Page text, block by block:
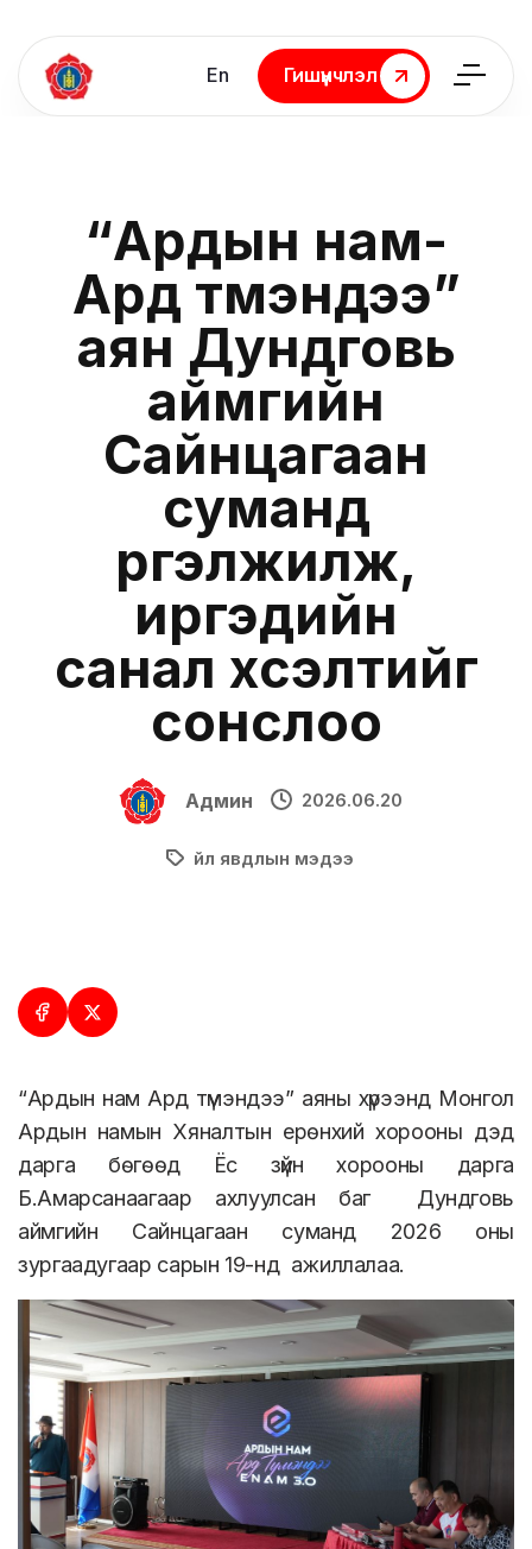
En
Гишүүнчлэл
Гишүүнчлэл
“Ардын нам-
Ард түмэндээ”
аян Дундговь
аймгийн
Сайнцагаан
суманд
үргэлжилж,
иргэдийн
санал хүсэлтийг
сонслоо
Админ 2026.06.20
Үйл явдлын мэдээ
“Ардын нам Ард түмэндээ” аяны хүрээнд Монгол
Ардын намын Хяналтын ерөнхий хорооны дэд
дарга бөгөөд Ёс зүйн хорооны дарга
Б.Амарсанаагаар ахлуулсан баг Дундговь
аймгийн Сайнцагаан суманд 2026 оны
зургаадугаар сарын 19-нд ажиллалаа.